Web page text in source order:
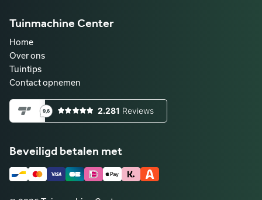
Tuinmachine Center
Home
Over ons
Tuintips
Contact opnemen
Beveiligd betalen met